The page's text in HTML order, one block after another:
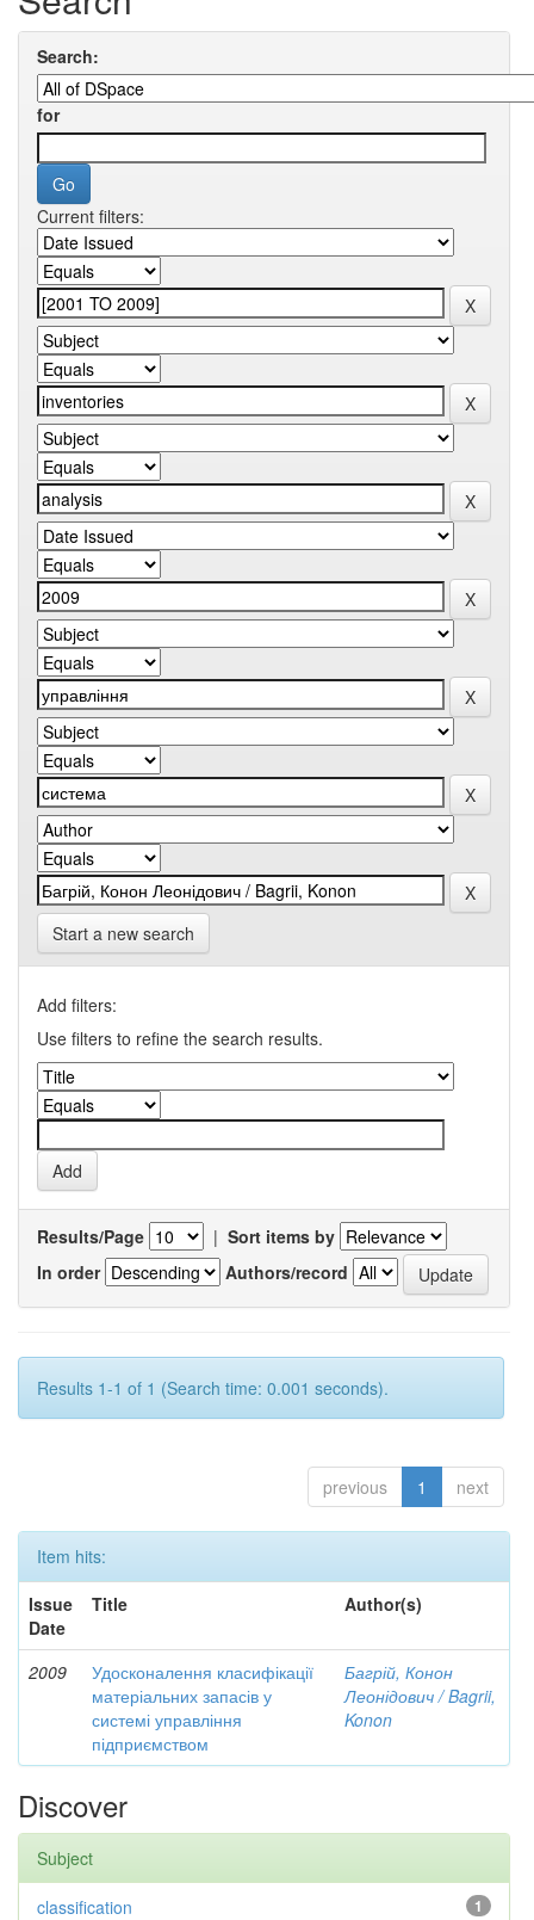
Search:
for
Current filters:
Start a new search
Add filters:
Use filters to refine the search results.
Results/Page | Sort items by
In order
Authors/record
Results 1-1 of 1 (Search time: 0.001 seconds).
previous 1 next
Item hits:
Issue
Date
Title Author(s)
2009
Удосконалення класифікації
матеріальних запасів у
системі управління
підприємством
Багрій, Конон
Леонідович / Bagrii,
Konon
Discover
Subject
1
classification